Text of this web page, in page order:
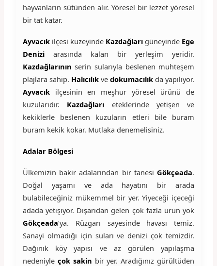
hayvanların sütünden alır. Yöresel bir lezzet yöresel
bir tat katar.
Ayvacıkilçesi kuzeyinde Kazdağları güneyinde Ege
Deniziarasında kalan bir yerleşim yeridir.
Kazdağlarının serin sularıyla beslenen muhteşem
plajlara sahip. Halıcılıkvedokumacılık da yapılıyor.
Ayvacıkilçesinin en meşhur yöresel ürünü de
kuzularıdır. Kazdağları eteklerinde yetişen ve
kekiklerle beslenen kuzuların etleri bile buram
buram kekik kokar. Mutlaka denemelisiniz.
Adalar Bölgesi
Ülkemizin bakir adalarından bir tanesiGökçeada.
Doğal yaşamı ve ada hayatını bir arada
bulabileceğiniz mükemmel bir yer. Yiyeceği içeceği
adada yetişiyor. Dışarıdan gelen çok fazla ürün yok
Gökçeada‘ya. Rüzgarı sayesinde havası temiz.
Sanayi olmadığı için suları ve denizi çok temizdir.
Dağınık köy yapısı ve az görülen yapılaşma
nedeniyle çok sakin bir yer. Aradığınız gürültüden